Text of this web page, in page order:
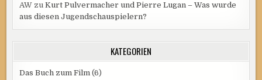
AW zuKurt Pulvermacher und Pierre Lugan – Was wurde
aus diesen Jugendschauspielern?
KATEGORIEN
Das Buch zum Film (6)